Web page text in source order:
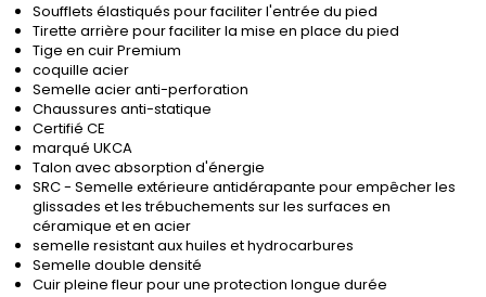
Soufflets élastiqués pour faciliter l'entrée du pied
Tirette arrière pour faciliter la mise en place du pied
Tige en cuir Premium
coquille acier
Semelle acier anti-perforation
Chaussures anti-statique
Certifié CE
marqué UKCA
Talon avec absorption d'énergie
SRC - Semelle extérieure antidérapante pour empêcher les
glissades et les trébuchements sur les surfaces en
céramique et en acier
semelle resistant aux huiles et hydrocarbures
Semelle double densité
Cuir pleine fleur pour une protection longue durée